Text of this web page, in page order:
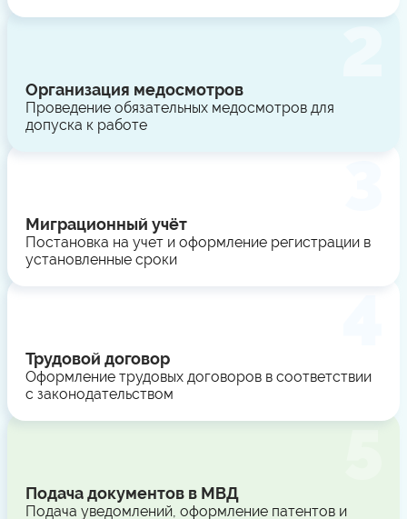
Организация медосмотров
Проведение обязательных медосмотров для
допуска к работе
Миграционный учёт
Постановка на учет и оформление регистрации в
установленные сроки
Трудовой договор
Оформление трудовых договоров в соответствии
с законодательством
Подача документов в МВД
Подача уведомлений, оформление патентов и